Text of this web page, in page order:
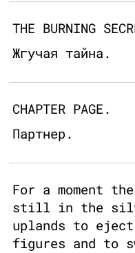
THE BURNING
Жгучая тайна.
CHAPTER PAGE.
Партнер.
For a moment
still in the
uplands to
figures and to